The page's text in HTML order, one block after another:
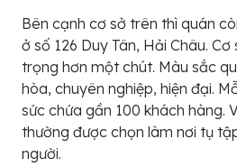
Bên cạnh cơ sở trên thì quán
ở số 126 Duy Tân, Hải Châu.
trọng hơn một chút. Màu sắc
hòa, chuyên nghiệp, hiện đại.
sức chứa gần 100 khách hàng.
thường được chọn làm nơi tụ
người.